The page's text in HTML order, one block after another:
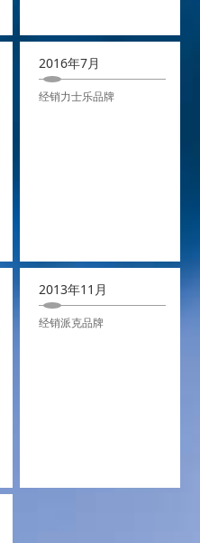
2016年7月
经销力士乐品牌
2013年11月
经销派克品牌